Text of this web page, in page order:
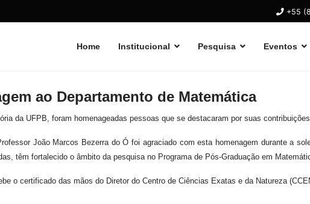
+55
Home Institucional Pesquisa Eventos
ao Departamento de Matemática
da UFPB, foram homenageadas pessoas que se destacaram por suas
João Marcos Bezerra do Ó foi agraciado com esta homenagem durante a
têm fortalecido o âmbito da pesquisa no Programa de Pós-Graduação em
o certificado das mãos do Diretor do Centro de Ciências Exatas e da Natureza